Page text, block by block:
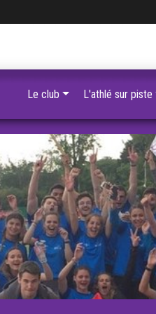
Le club L'athlé sur piste